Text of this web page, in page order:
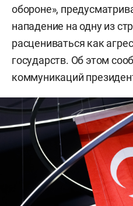
обороне»,
нападение на одну из
расцениваться как
государств. Об этом
коммуникаций